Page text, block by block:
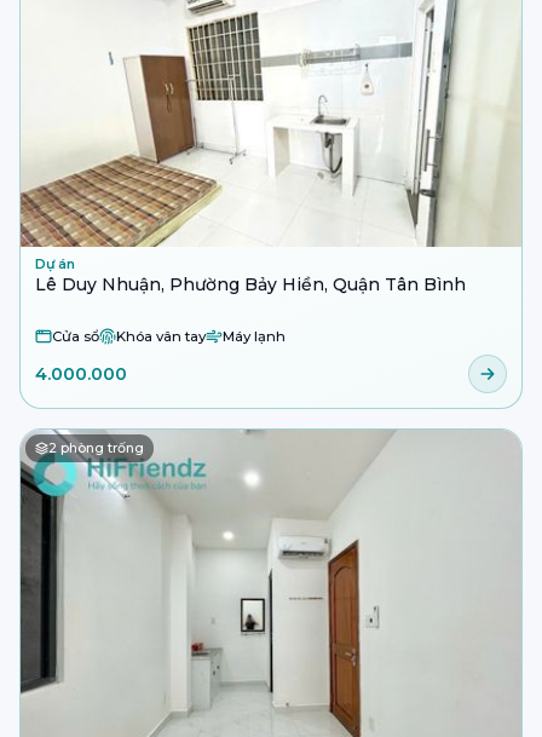
Dự án
Lê Duy Nhuận, Phường Bảy Hiền, Quận Tân Bình
Cửa sổ Khóa vân tay Máy lạnh
4.000.000
2phòng trống